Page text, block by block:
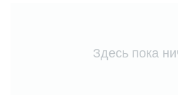
Здесь пока